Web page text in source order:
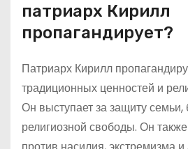
патриарх Кирилл
пропагандирует?
Патриарх Кирилл
традиционных ценностей и
Он выступает за защиту семьи,
религиозной свободы. Он